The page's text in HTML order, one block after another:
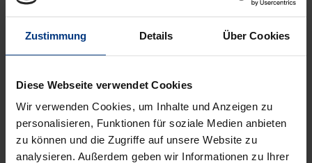
Zustimmung Details Über Cookies
Diese Webseite verwendet Cookies
Wir verwenden Cookies, um Inhalte und Anzeigen zu
personalisieren, Funktionen für soziale Medien anbieten
zu können und die Zugriffe auf unsere Website zu
analysieren. Außerdem geben wir Informationen zu Ihrer
Bänden in historisch-kritischer Edition veröffentlicht.
Sie ersetzt damit höchst fehlerhafte Teileditionen,
etwa des Briefwechsels Schliemann – Virchow. Drei
ein vierter Nachtragsband, der ein Sonderregister
enthalten wird, das sich auf die ausführlichen
Kommentare in den Registern von Band 68.3 für alle
übrigen Bände bezieht. Anliegen ist, die